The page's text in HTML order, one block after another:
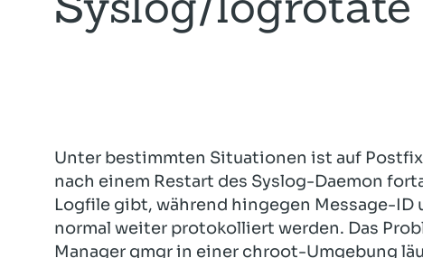
Unter bestimmten Situationen ist auf
nach einem Restart des Syslog-Daemon
Logfile gibt, während hingegen Message-ID
normal weiter protokolliert werden. Das
Manager qmgr in einer chroot-Umgebung